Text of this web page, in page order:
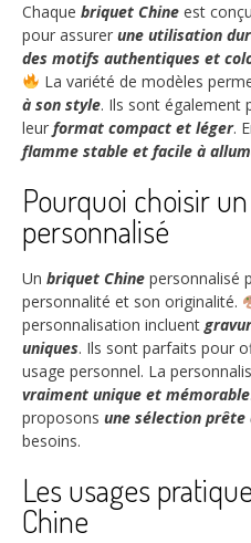
Chaque briquet Chine est
pour assurer une utilisation
des motifs authentiques et
La variété de modèles
à son style. Ils sont également
leur format compact et léger.
flamme stable et facile à
Pourquoi choisir
personnalisé
Un briquet Chine personnalisé
personnalité et son originalité.
personnalisation incluent
uniques. Ils sont parfaits pour
usage personnel. La
vraiment unique et mémorable
proposons une sélection prête
besoins.
Les usages
Chine